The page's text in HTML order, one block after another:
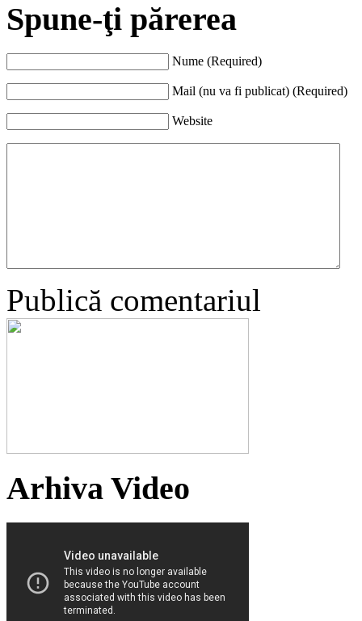
Spune-ţi părerea
Nume (Required)
Mail (nu va fi publicat) (Required)
Website
Publică comentariul
Arhiva Video